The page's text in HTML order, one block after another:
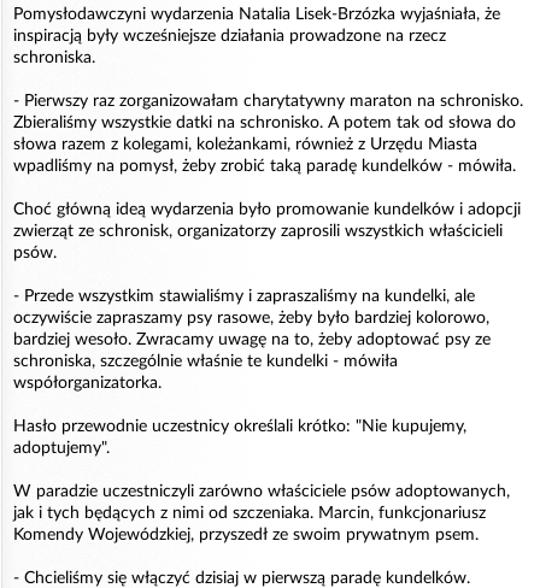
Pomysłodawczyni wydarzenia Natalia Lisek-Brzózka wyjaśniała, że
inspiracją były wcześniejsze działania prowadzone na rzecz
schroniska.
- Pierwszy raz zorganizowałam charytatywny maraton na schronisko.
Zbieraliśmy wszystkie datki na schronisko. A potem tak od słowa do
słowa razem z kolegami, koleżankami, również z Urzędu Miasta
wpadliśmy na pomysł, żeby zrobić taką paradę kundelków - mówiła.
Choć główną ideą wydarzenia było promowanie kundelków i adopcji
zwierząt ze schronisk, organizatorzy zaprosili wszystkich właścicieli
psów.
- Przede wszystkim stawialiśmy i zapraszaliśmy na kundelki, ale
oczywiście zapraszamy psy rasowe, żeby było bardziej kolorowo,
bardziej wesoło. Zwracamy uwagę na to, żeby adoptować psy ze
schroniska, szczególnie właśnie te kundelki - mówiła
współorganizatorka.
Hasło przewodnie uczestnicy określali krótko: "Nie kupujemy,
adoptujemy".
W paradzie uczestniczyli zarówno właściciele psów adoptowanych,
jak i tych będących z nimi od szczeniaka. Marcin, funkcjonariusz
Komendy Wojewódzkiej, przyszedł ze swoim prywatnym psem.
- Chcieliśmy się włączyć dzisiaj w pierwszą paradę kundelków.